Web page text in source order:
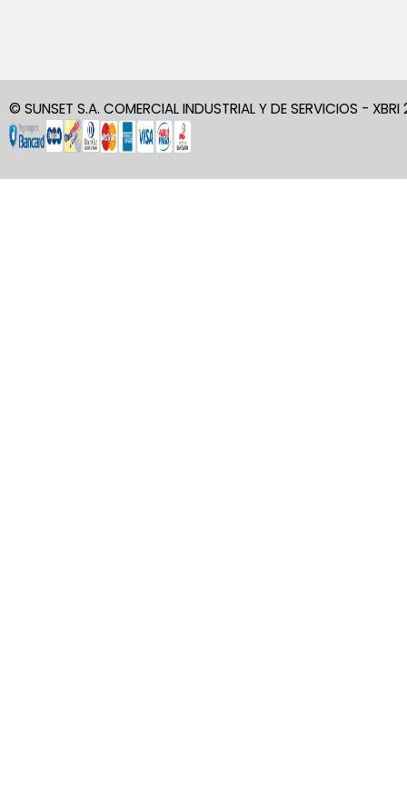
© SUNSET S.A. COMERCIAL INDUSTRIAL Y DE SERVICIOS -